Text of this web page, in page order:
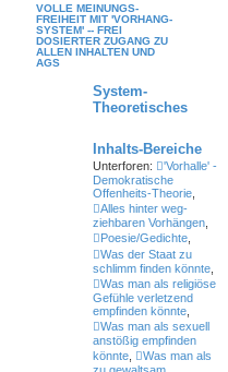
VOLLE MEINUNGS-
FREIHEIT MIT 'VORHANG-
SYSTEM' -- FREI
DOSIERTER ZUGANG ZU
ALLEN INHALTEN UND
AGS
System-
Theoretisches
Inhalts-Bereiche
Unterforen:
'Vorhalle' -
Demokratische
Offenheits-Theorie
Alles hinter weg-
ziehbaren Vorhängen
Poesie/Gedichte
Was der Staat zu
schlimm finden könnte
Was man als religiöse
Gefühle verletzend
empfinden könnte
Was man als sexuell
anstößig empfinden
könnte
Was man als
zu gewaltsam